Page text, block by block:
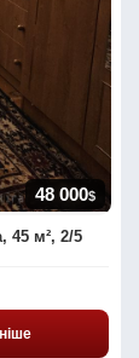
48 000$
45 м², 2/5